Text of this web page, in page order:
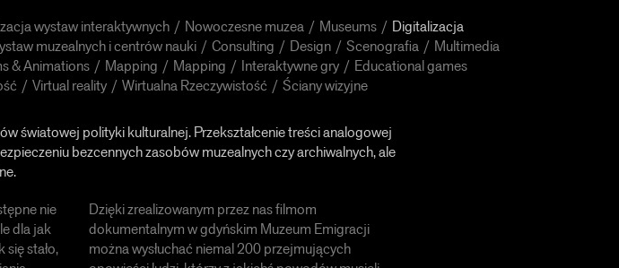
wystaw interaktywnych Nowoczesne muzea Museums
Digitalizacja
muzealnych i centrów nauki Consulting Design Scenografia
Multimedia
& Animations Mapping Mapping Interaktywne gry
Educational games
Virtual reality Wirtualna Rzeczywistość Ściany wizyjne
światowej polityki kulturalnej. Przekształcenie treści analogowej
bezcennych zasobów muzealnych czy archiwalnych, ale
nie
dla jak
stało,
Dzięki zrealizowanym przez nas filmom
dokumentalnym w gdyńskim Muzeum Emigracji
można wysłuchać niemal 200 przejmujących